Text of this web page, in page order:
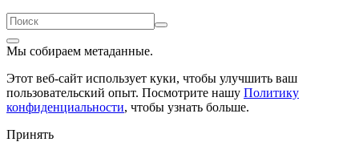
Мы собираем метаданные.
Этот веб-сайт использует куки, чтобы улучшить ваш
пользовательский опыт. Посмотрите нашу Политику
конфиденциальности, чтобы узнать больше.
Принять